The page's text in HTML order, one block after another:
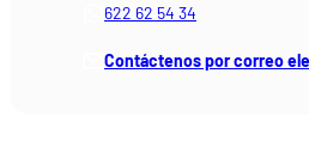
622 62 54 34
Contáctenos por correo